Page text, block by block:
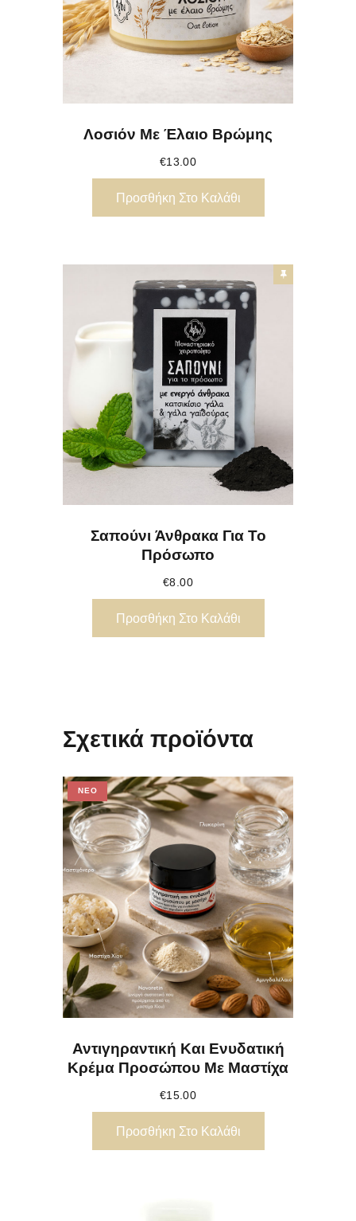
Λοσιόν Με Έλαιο Βρώμης
€13.00
Προσθήκη Στο Καλάθι
Σαπούνι Άνθρακα Για Το
Πρόσωπο
€8.00
Προσθήκη Στο Καλάθι
Σχετικά προϊόντα
ΝΈΟ
Αντιγηραντική Και Ενυδατική
Κρέμα Προσώπου Με Μαστίχα
€15.00
Προσθήκη Στο Καλάθι